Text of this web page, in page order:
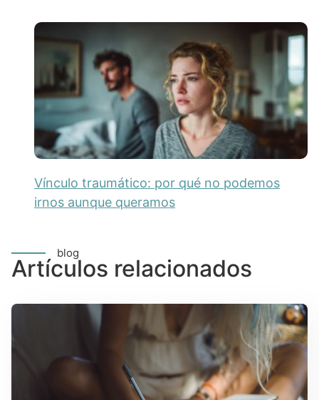
Vínculo traumático: por qué no podemos
irnos aunque queramos
blog
Artículos relacionados